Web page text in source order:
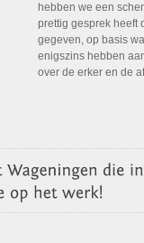
hebben we een
prettig gesprek heeft
gegeven, op basis
enigszins hebben
over de erker en de